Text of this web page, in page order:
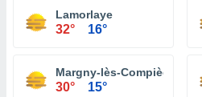
Lamorlaye
32° 16°
Margny-lès-Compiègne
30° 15°